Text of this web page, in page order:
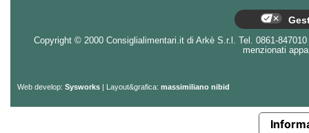
Copyright © 2000 Consiglialimentari.it di Arkè S.r.l. Tel. 0861-
menzionati
Web develop: Sysworks | Layout&grafica: massimiliano nibid